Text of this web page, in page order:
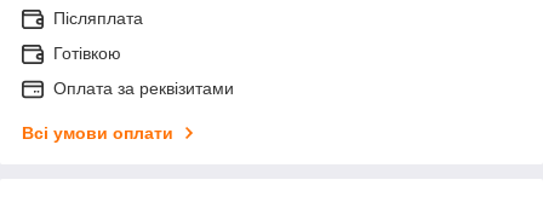
Післяплата
Готівкою
Оплата за реквізитами
Всі умови оплати